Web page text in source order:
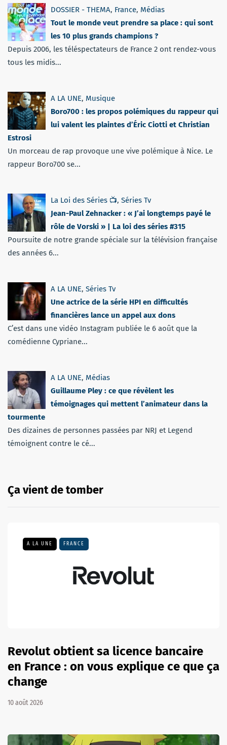
DOSSIER - THEMA, France, Médias
Tout le monde veut prendre sa place : qui sont
les 10 plus grands champions ?
Depuis 2006, les téléspectateurs de France 2 ont rendez-vous
tous les midis...
A LA UNE, Musique
Boro700 : les propos polémiques du rappeur qui
lui valent les plaintes d’Éric Ciotti et Christian
Estrosi
Un morceau de rap provoque une vive polémique à Nice. Le
rappeur Boro700 se...
La Loi des Séries 📺, Séries Tv
Jean-Paul Zehnacker : « J’ai longtemps payé le
rôle de Vorski » | La loi des séries #315
Poursuite de notre grande spéciale sur la télévision française
des années 6...
A LA UNE, Séries Tv
Une actrice de la série HPI en difficultés
financières lance un appel aux dons
C’est dans une vidéo Instagram publiée le 6 août que la
comédienne Cypriane...
A LA UNE, Médias
Guillaume Pley : ce que révèlent les
témoignages qui mettent l’animateur dans la
tourmente
Des dizaines de personnes passées par NRJ et Legend
témoignent contre le cé...
Ça vient de tomber
A LA UNE FRANCE
Revolut obtient sa licence bancaire
en France : on vous explique ce que ça
change
10 août 2026